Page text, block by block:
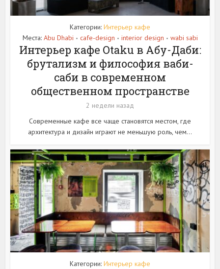
Категории: Интерьер кафе
Места: Abu Dhabi • cafe-design • interior design • wabi sabi
Интерьер кафе Otaku в Абу-Даби:
брутализм и философия ваби-
саби в современном
общественном пространстве
2 недели назад
Современные кафе все чаще становятся местом, где
архитектура и дизайн играют не меньшую роль, чем...
Категории: Интерьер кафе